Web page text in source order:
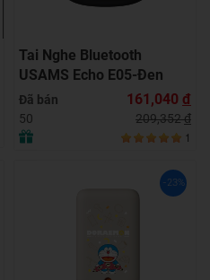
Tai Nghe Bluetooth
USAMS Echo E05-Đen
Đã bán
50
161,040 đ
209,352đ
1
-23%